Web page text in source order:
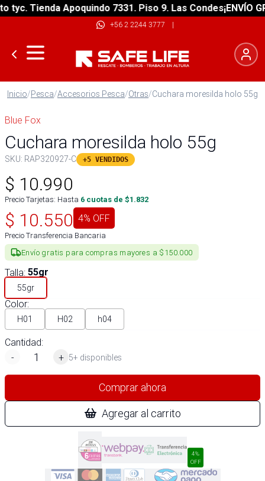
Tienda Apoquindo 7331. Piso 9. Las Condes¡ENVÍO
+56 2 2244 3777 |
Inicio/Pesca/Accesorios Pesca/Otras/Cuchara moresilda holo 55g
Blue Fox
Cuchara moresilda holo 55g
SKU: RAP320927-C +5 VENDIDOS
$ 10.990
Precio Tarjetas: Hasta 6 cuotas de $1.832
$ 10.550 4% OFF
Precio Transferencia Bancaria
Envío gratis para compras mayores a $150.000
Talla: 55gr
55gr
Color:
H01 H02 h04
Cantidad:
-
+ 5+ disponibles
Comprar ahora
Agregar al carrito
4%
OFF